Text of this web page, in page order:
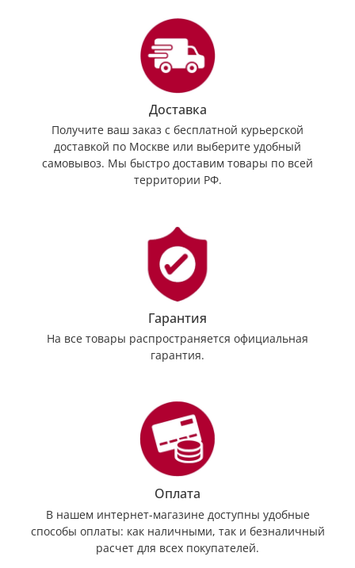
Доставка
Получите ваш заказ с бесплатной курьерской
доставкой по Москве или выберите удобный
самовывоз. Мы быстро доставим товары по всей
территории РФ.
Гарантия
На все товары распространяется официальная
гарантия.
Оплата
В нашем интернет-магазине доступны удобные
способы оплаты: как наличными, так и безналичный
расчет для всех покупателей.